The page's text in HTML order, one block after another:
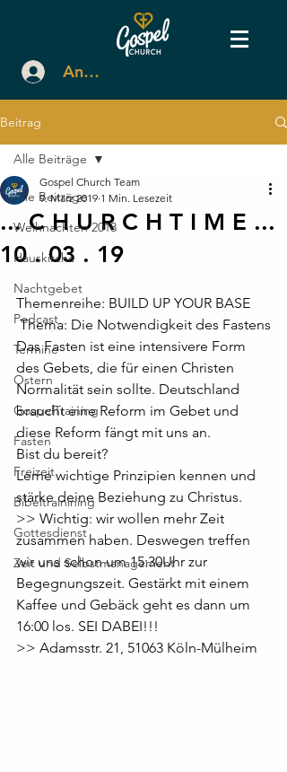
Anmelden
Beitrag
Alle Beiträge
Weihnachten 2018
Hauskirche
Nachtgebet
Podcast
Termine
Ostern
GospelTraining
Fasten
Freizeit
Bibeltrainining
Gottesdienst
Zeit und Selbstmanagement
Alle Beiträge
... C H U R C H T I M E ...
10 . 03 . 19
Gospel Church Team
9. März 2019 1 Min. Lesezeit
Themenreihe: BUILD UP YOUR BASE
Thema: Die Notwendigkeit des Fastens
Das Fasten ist eine intensivere Form
des Gebets, die für einen Christen
Normalität sein sollte. Deutschland
braucht eine Reform im Gebet und
diese Reform fängt mit uns an.
Bist du bereit?
Lerne wichtige Prinzipien kennen und
stärke deine Beziehung zu Christus.
>> Wichtig: wir wollen mehr Zeit
zusammen haben. Deswegen treffen
wir uns schon um 15:30Uhr zur
Begegnungszeit. Gestärkt mit einem
Kaffee und Gebäck geht es dann um
16:00 los. SEI DABEI!!!
>> Adamsstr. 21, 51063 Köln-Mülheim